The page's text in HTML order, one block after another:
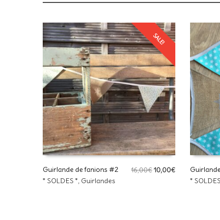
SALE!
AJOUTER AU PANIER
Guirlande de fanions #2
* SOLDES *, Guirlandes
16,00€Le
10,00€Le
*